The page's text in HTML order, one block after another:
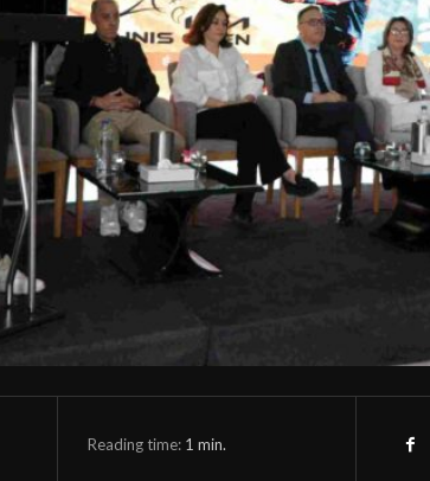
Reading time: 1 min.